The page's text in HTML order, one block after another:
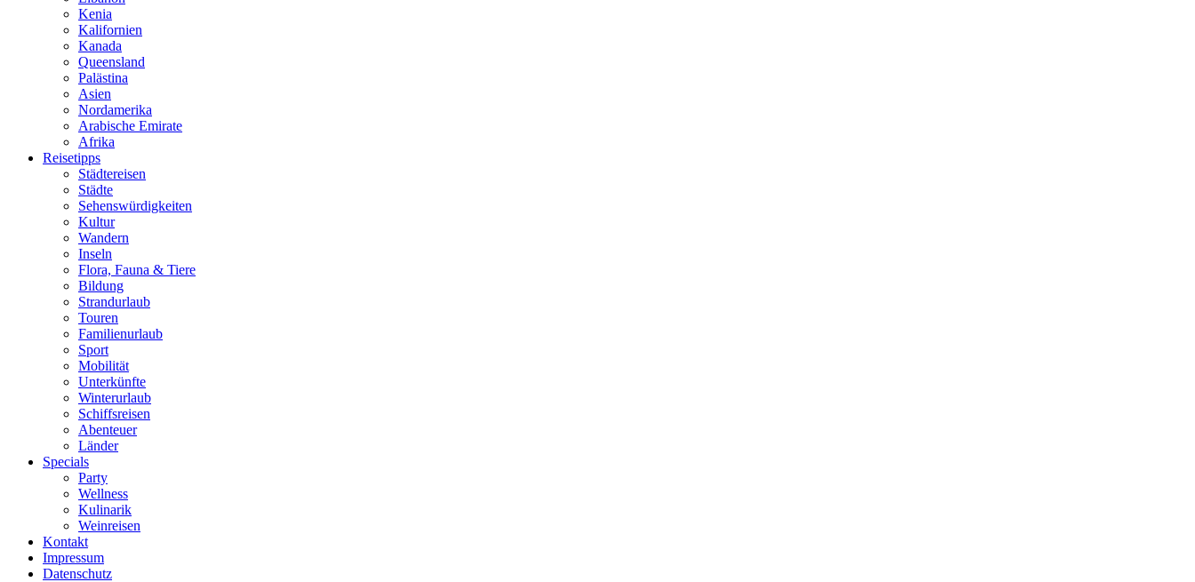
Kenia
Kalifornien
Kanada
Queensland
Palästina
Asien
Nordamerika
Arabische Emirate
Afrika
Reisetipps
Städtereisen
Städte
Sehenswürdigkeiten
Kultur
Wandern
Inseln
Flora, Fauna & Tiere
Bildung
Strandurlaub
Touren
Familienurlaub
Sport
Mobilität
Unterkünfte
Winterurlaub
Schiffsreisen
Abenteuer
Länder
Specials
Party
Wellness
Kulinarik
Weinreisen
Kontakt
Impressum
Datenschutz